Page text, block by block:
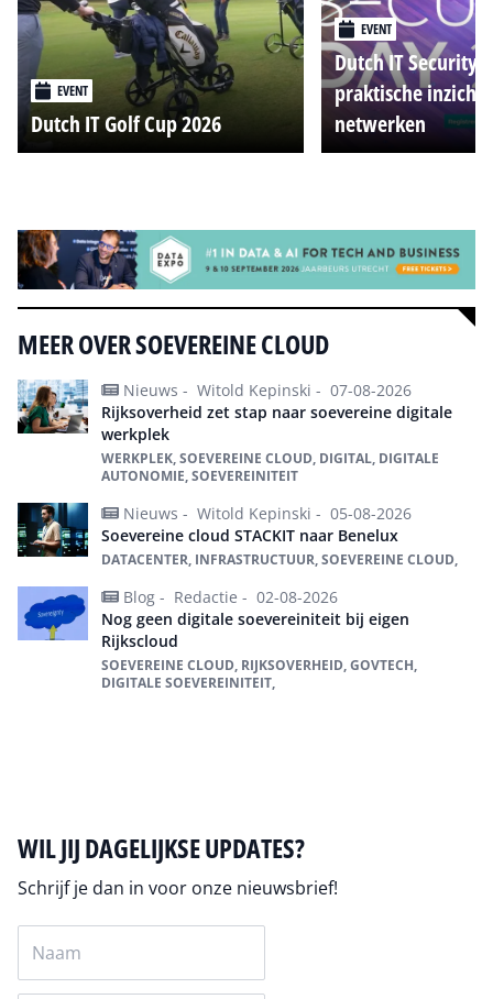
EVENT
Dutch IT Golf Cup 2026
EVENT
Dutch IT Security
praktische
netwerken
MEER OVER SOEVEREINE CLOUD
Nieuws - Witold Kepinski - 07-08-2026
Rijksoverheid zet stap naar soevereine digitale
werkplek
WERKPLEK, SOEVEREINE CLOUD, DIGITAL, DIGITALE
AUTONOMIE, SOEVEREINITEIT
Nieuws - Witold Kepinski - 05-08-2026
Soevereine cloud STACKIT naar Benelux
DATACENTER, INFRASTRUCTUUR, SOEVEREINE CLOUD,
Blog - Redactie - 02-08-2026
Nog geen digitale soevereiniteit bij eigen
Rijkscloud
SOEVEREINE CLOUD, RIJKSOVERHEID, GOVTECH,
DIGITALE SOEVEREINITEIT,
WIL JIJ DAGELIJKSE UPDATES?
Schrijf je dan in voor onze nieuwsbrief!